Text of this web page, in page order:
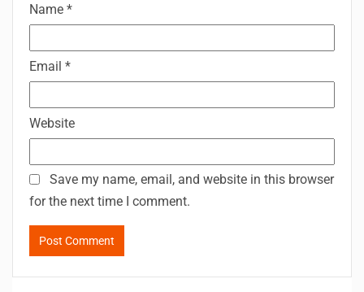
Name *
Email *
Website
Save my name, email, and website in this browser
for the next time I comment.